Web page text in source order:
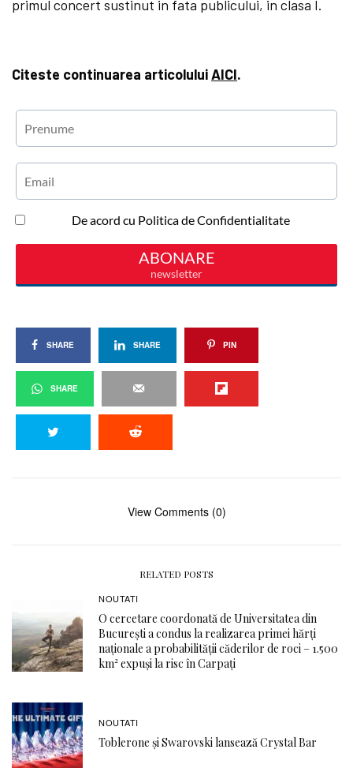
primul concert sustinut in fata publicului, in clasa I.
Citeste continuarea articoluluiAICI.
SHARE SHARE PIN
SHARE
View Comments (0)
RELATED POSTS
NOUTATI
O cercetare coordonată de Universitatea din
București a condus la realizarea primei hărți
naționale a probabilității căderilor de roci – 1.500
km² expuși la risc în Carpați
NOUTATI
Toblerone și Swarovski lansează Crystal Bar